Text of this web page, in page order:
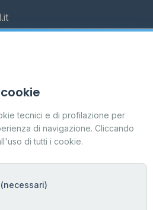
03859300364
delle Imprese e del Made in Italy
quotidiano
tecnici e di profilazione per
di navigazione. Cliccando
di tutti i cookie.